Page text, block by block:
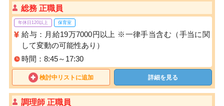
総務 正職員
年休日120以上 保育室
給与：月給19万7000円以上 ※一律手当含む（手当に関
して変動の可能性あり）
時間：8:45～17:30
検討中リストに追加 詳細を見る
調理師 正職員